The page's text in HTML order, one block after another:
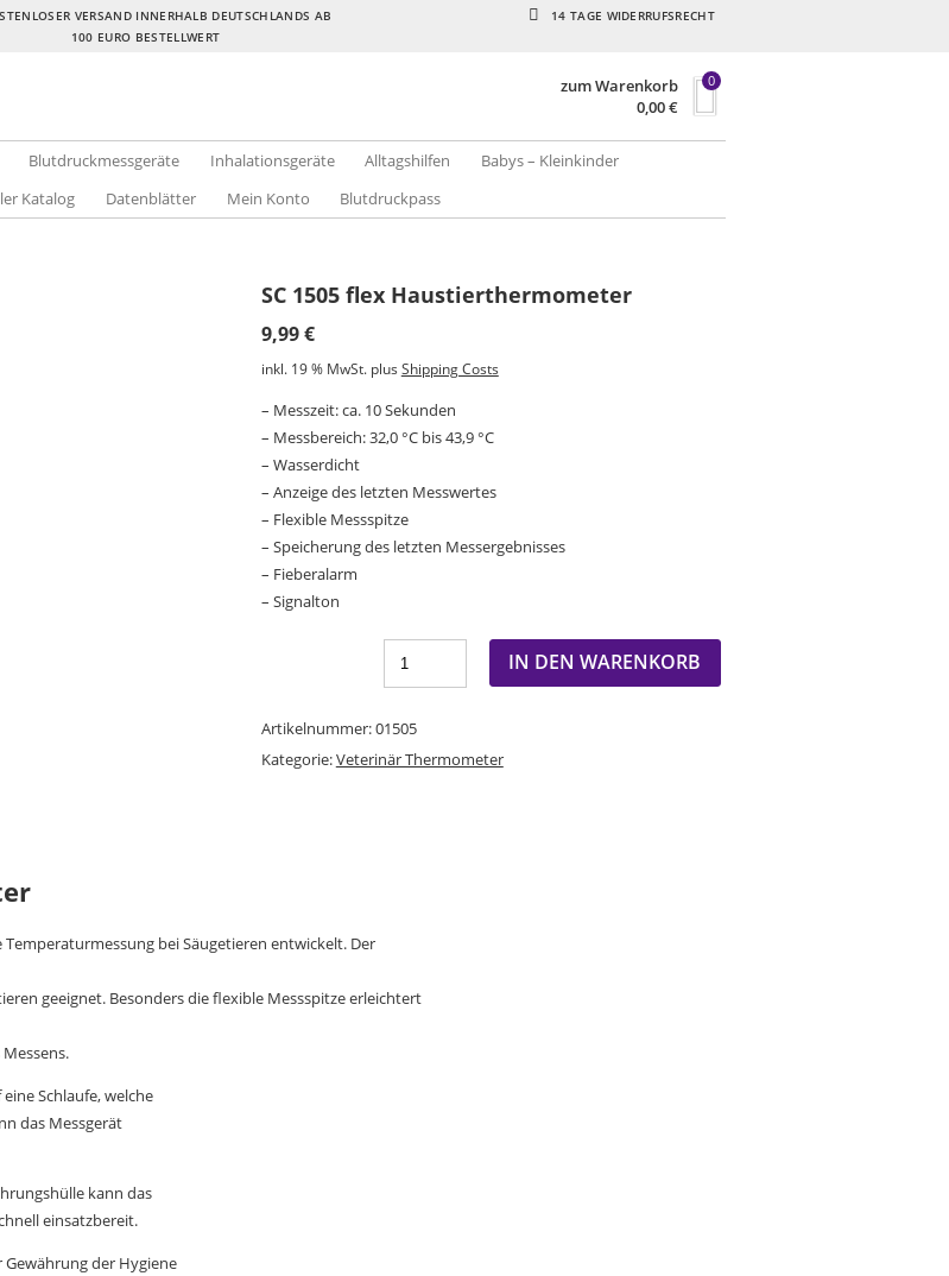
VERSAND INNERHALB DEUTSCHLANDS AB
100 EURO BESTELLWERT
14 TAGE WIDERRUFSRECHT
zum Warenkorb
0,00€
0
Blutdruckmessgeräte Inhalationsgeräte Alltagshilfen
Babys – Kleinkinder
Katalog Datenblätter Mein Konto Blutdruckpass
SC 1505 flex Haustierthermometer
9,99€
inkl. 19 % MwSt. plus Shipping Costs
– Messzeit: ca. 10 Sekunden
– Messbereich: 32,0 °C bis 43,9 °C
– Wasserdicht
– Anzeige des letzten Messwertes
– Flexible Messspitze
– Speicherung des letzten Messergebnisses
– Fieberalarm
– Signalton
IN DEN WARENKORB
Artikelnummer:01505
Kategorie:Veterinär Thermometer
bei Säugetieren entwickelt. Der
geeignet. Besonders die flexible Messspitze erleichtert
Schlaufe, welche
das Messgerät
kann das
einsatzbereit.
der Hygiene